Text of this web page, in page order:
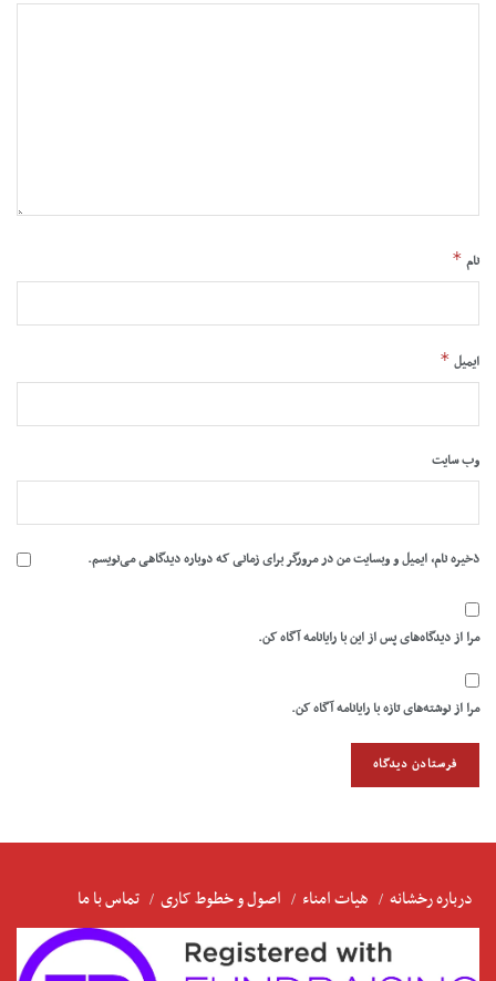
نام *
ایمیل *
وب‌ سایت
ذخیره نام، ایمیل و وبسایت من در مرورگر برای زمانی که دوباره دیدگاهی می‌نویسم.
مرا از دیدگاه‌های پس از این با رایانامه آگاه کن.
مرا از نوشته‌های تازه با رایانامه آگاه کن.
درباره رخشانه هیات امناء اصول و خطوط کاری تماس با ما